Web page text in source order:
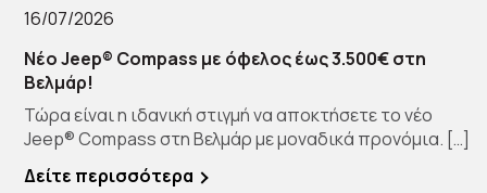
16/07/2026
Νέο Jeep® Compass με όφελος έως 3.500€ στη
Βελμάρ!
Τώρα είναι η ιδανική στιγμή να αποκτήσετε το νέο
Jeep® Compass στη Βελμάρ με μοναδικά προνόμια. […]
Δείτε περισσότερα